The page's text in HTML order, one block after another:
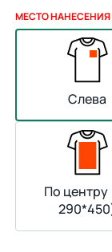
МЕСТО НАНЕСЕНИЯ
Слева
По центру